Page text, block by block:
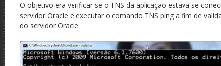
O objetivo era verificar se o TNS da aplicação estava se
servidor Oracle e executar o comando TNS ping a fim de
do servidor Oracle.